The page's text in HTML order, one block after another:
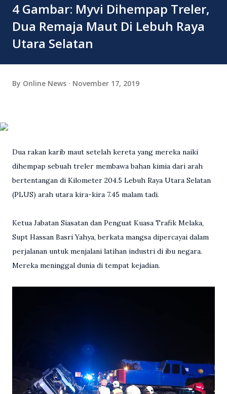
4 Gambar: Myvi Dihempap Treler,
Dua Remaja Maut Di Lebuh Raya
Utara Selatan
By Online News November 17, 2019
Dua rakan karib maut setelah kereta yang mereka naiki
dihempap sebuah treler membawa bahan kimia dari arah
bertentangan di Kilometer 204.5 Lebuh Raya Utara Selatan
(PLUS) arah utara kira-kira 7.45 malam tadi.
Ketua Jabatan Siasatan dan Penguat Kuasa Trafik Melaka,
Supt Hassan Basri Yahya, berkata mangsa dipercayai dalam
perjalanan untuk menjalani latihan industri di ibu negara.
Mereka meninggal dunia di tempat kejadian.